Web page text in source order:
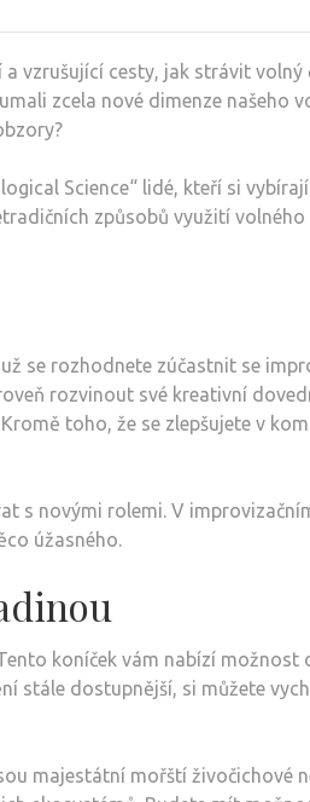
vzrušující cesty, jak strávit volný
zcela nové dimenze našeho
Science“ lidé, kteří si
způsobů využití
se rozhodnete zúčastnit se
rozvinout své kreativní
toho, že se zlepšujete v
s novými rolemi. V
úžasného.
koníček vám nabízí možnost
stále dostupnější, si můžete
majestátní mořští živočichové